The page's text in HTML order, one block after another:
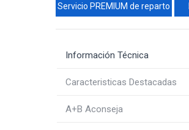
Servicio PREMIUM de reparto
Información Técnica
Caracteristicas Destacadas
A+B Aconseja